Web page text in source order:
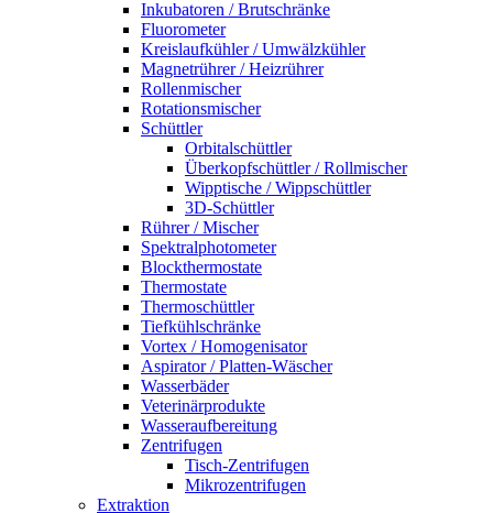
Inkubatoren / Brutschränke
Fluorometer
Kreislaufkühler / Umwälzkühler
Magnetrührer / Heizrührer
Rollenmischer
Rotationsmischer
Schüttler
Orbitalschüttler
Überkopfschüttler / Rollmischer
Wipptische / Wippschüttler
3D-Schüttler
Rührer / Mischer
Spektralphotometer
Blockthermostate
Thermostate
Thermoschüttler
Tiefkühlschränke
Vortex / Homogenisator
Aspirator / Platten-Wäscher
Wasserbäder
Veterinärprodukte
Wasseraufbereitung
Zentrifugen
Tisch-Zentrifugen
Mikrozentrifugen
Extraktion